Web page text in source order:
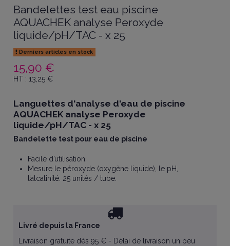
Bandelettes test eau piscine
AQUACHEK analyse Peroxyde
liquide/pH/TAC - x 25
Derniers articles en stock
15,90 €
HT : 13,25€
Languettes d'analyse d'eau de piscine
AQUACHEK analyse Peroxyde
liquide/pH/TAC - x 25
Bandelette test pour eau de piscine
Facile d’utilisation.
Mesure le péroxyde (oxygène liquide), le pH,
l’alcalinité. 25 unités / tube.
Livré depuis la France
Livraison gratuite dès 95 € - Délai de livraison un peu